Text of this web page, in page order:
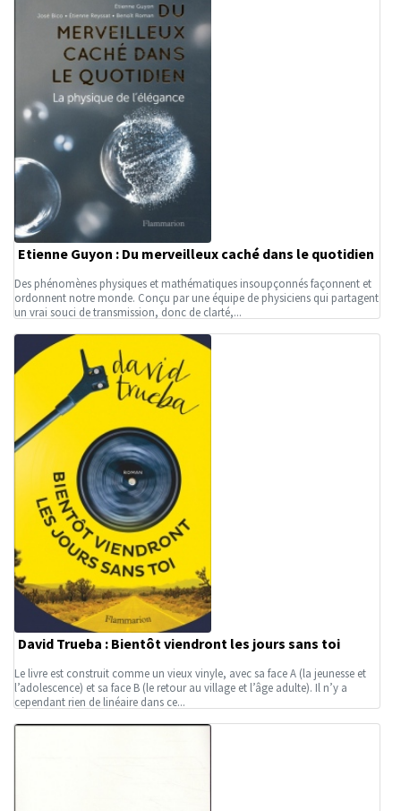
Etienne Guyon : Du merveilleux caché dans le quotidien
Des phénomènes physiques et mathématiques insoupçonnés façonnent et
ordonnent notre monde. Conçu par une équipe de physiciens qui partagent
un vrai souci de transmission, donc de clarté,...
David Trueba : Bientôt viendront les jours sans toi
Le livre est construit comme un vieux vinyle, avec sa face A (la jeunesse et
l’adolescence) et sa face B (le retour au village et l’âge adulte). Il n’y a
cependant rien de linéaire dans ce...